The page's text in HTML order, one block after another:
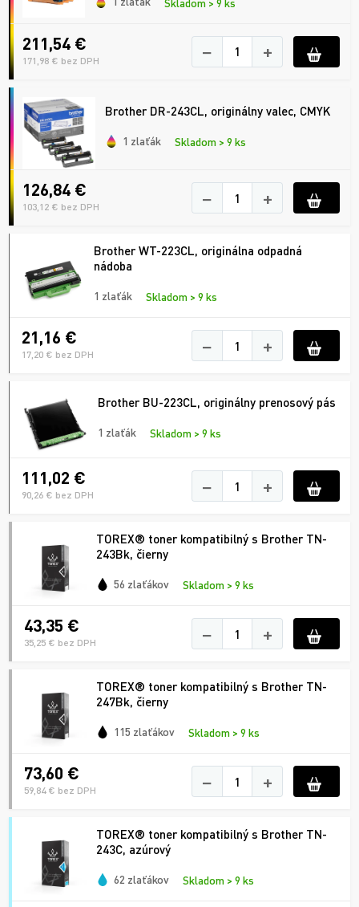
211,54 €
171,98 € bez DPH − +
Brother DR-243CL, originálny valec, CMYK
1 zlaťák Skladom > 9 ks
126,84 €
103,12 € bez DPH − +
Brother WT-223CL, originálna odpadná
nádoba
1 zlaťák Skladom > 9 ks
21,16 €
17,20 € bez DPH − +
Brother BU-223CL, originálny prenosový pás
1 zlaťák Skladom > 9 ks
111,02 €
90,26 € bez DPH − +
TOREX® toner kompatibilný s Brother TN-
243Bk, čierny
56 zlaťákov Skladom > 9 ks
43,35 €
35,25 € bez DPH − +
TOREX® toner kompatibilný s Brother TN-
247Bk, čierny
115 zlaťákov Skladom > 9 ks
73,60 €
59,84 € bez DPH − +
TOREX® toner kompatibilný s Brother TN-
243C, azúrový
62 zlaťákov Skladom > 9 ks